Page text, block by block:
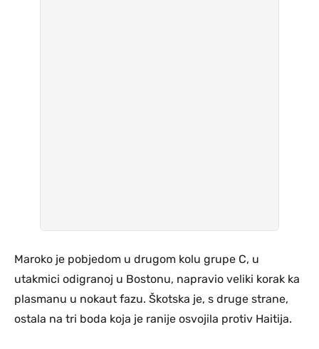
Maroko je pobjedom u drugom kolu grupe C, u
utakmici odigranoj u Bostonu, napravio veliki korak ka
plasmanu u nokaut fazu. Škotska je, s druge strane,
ostala na tri boda koja je ranije osvojila protiv Haitija.